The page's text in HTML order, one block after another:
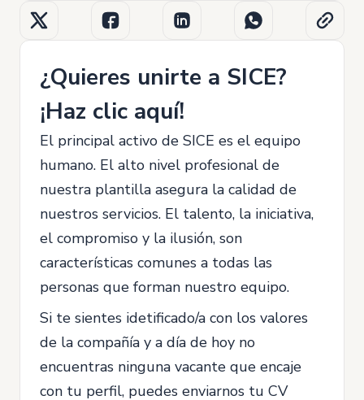
¿Quieres unirte a SICE?
¡Haz clic aquí!
El principal activo de SICE es el equipo
humano. El alto nivel profesional de
nuestra plantilla asegura la calidad de
nuestros servicios. El talento, la iniciativa,
el compromiso y la ilusión, son
características comunes a todas las
personas que forman nuestro equipo.
Si te sientes idetificado/a con los valores
de la compañía y a día de hoy no
encuentras ninguna vacante que encaje
con tu perfil, puedes enviarnos tu CV